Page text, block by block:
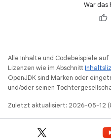
War das
Alle Inhalte und Codebeispiele
Lizenzen wie im Abschnitt
OpenJDK sind Marken oder
und/oder seinen
Zuletzt aktualisiert: 2026-05-12